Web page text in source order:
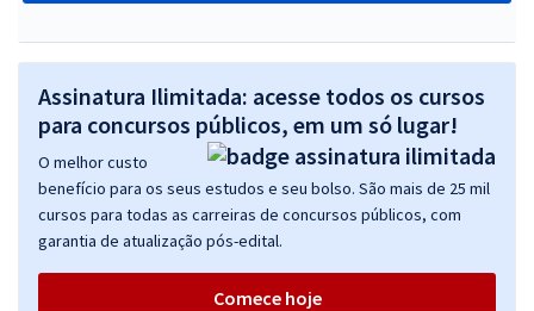
Assinatura Ilimitada: acesse todos os cursos
para concursos públicos, em um só lugar!
O melhor custo
benefício para os seus estudos e seu bolso. São mais de 25 mil
cursos para todas as carreiras de concursos públicos, com
garantia de atualização pós-edital.
Comece hoje